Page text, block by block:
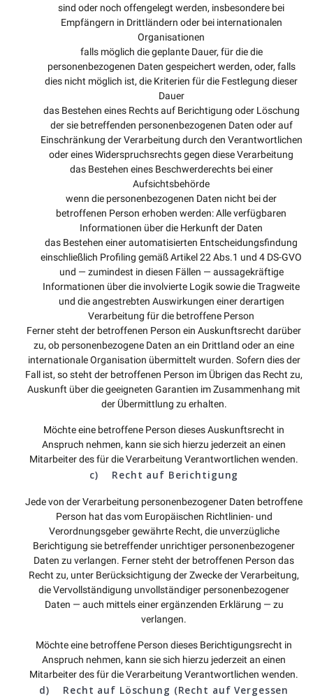
sind oder noch offengelegt werden, insbesondere bei
Empfängern in Drittländern oder bei internationalen
Organisationen
falls möglich die geplante Dauer, für die die
personenbezogenen Daten gespeichert werden, oder, falls
dies nicht möglich ist, die Kriterien für die Festlegung dieser
Dauer
das Bestehen eines Rechts auf Berichtigung oder Löschung
der sie betreffenden personenbezogenen Daten oder auf
Einschränkung der Verarbeitung durch den Verantwortlichen
oder eines Widerspruchsrechts gegen diese Verarbeitung
das Bestehen eines Beschwerderechts bei einer
Aufsichtsbehörde
wenn die personenbezogenen Daten nicht bei der
betroffenen Person erhoben werden: Alle verfügbaren
Informationen über die Herkunft der Daten
das Bestehen einer automatisierten Entscheidungsfindung
einschließlich Profiling gemäß Artikel 22 Abs.1 und 4 DS-GVO
und — zumindest in diesen Fällen — aussagekräftige
Informationen über die involvierte Logik sowie die Tragweite
und die angestrebten Auswirkungen einer derartigen
Verarbeitung für die betroffene Person
Ferner steht der betroffenen Person ein Auskunftsrecht darüber
zu, ob personenbezogene Daten an ein Drittland oder an eine
internationale Organisation übermittelt wurden. Sofern dies der
Fall ist, so steht der betroffenen Person im Übrigen das Recht zu,
Auskunft über die geeigneten Garantien im Zusammenhang mit
der Übermittlung zu erhalten.
Möchte eine betroffene Person dieses Auskunftsrecht in
Anspruch nehmen, kann sie sich hierzu jederzeit an einen
Mitarbeiter des für die Verarbeitung Verantwortlichen wenden.
c) Recht auf Berichtigung
Jede von der Verarbeitung personenbezogener Daten betroffene
Person hat das vom Europäischen Richtlinien- und
Verordnungsgeber gewährte Recht, die unverzügliche
Berichtigung sie betreffender unrichtiger personenbezogener
Daten zu verlangen. Ferner steht der betroffenen Person das
Recht zu, unter Berücksichtigung der Zwecke der Verarbeitung,
die Vervollständigung unvollständiger personenbezogener
Daten — auch mittels einer ergänzenden Erklärung — zu
verlangen.
Möchte eine betroffene Person dieses Berichtigungsrecht in
Anspruch nehmen, kann sie sich hierzu jederzeit an einen
Mitarbeiter des für die Verarbeitung Verantwortlichen wenden.
d) Recht auf Löschung (Recht auf Vergessen